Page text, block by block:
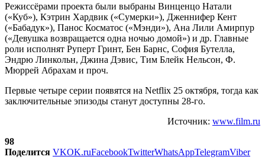
Режиссёрами проекта были выбраны Винценцо Натали
(«Куб»), Кэтрин Хардвик («Сумерки»), Дженнифер Кент
(«Бабадук»), Панос Косматос («Мэнди»), Ана Лили Амирпур
(«Девушка возвращается одна ночью домой») и др. Главные
роли исполнят Руперт Гринт, Бен Барнс, София Бутелла,
Эндрю Линкольн, Джина Дэвис, Тим Блейк Нельсон, Ф.
Мюррей Абрахам и проч.
Первые четыре серии появятся на Netflix 25 октября, тогда как
заключительные эпизоды станут доступны 28-го.
Источник: www.film.ru
98
Поделится VKOK.ruFacebookTwitterWhatsAppTelegramViber